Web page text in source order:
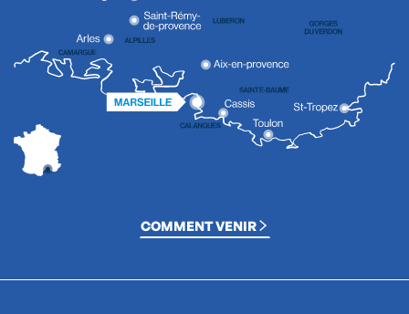
COMMENT VENIR